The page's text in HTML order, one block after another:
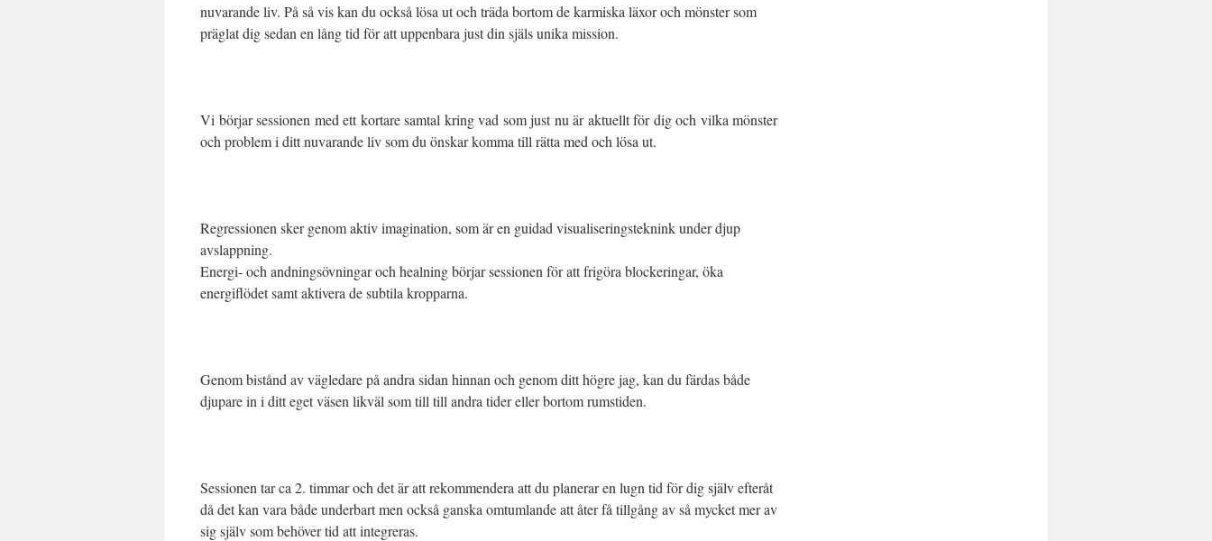
nuvarande liv. På så vis kan du också lösa ut och träda bortom de karmiska läxor och mönster som
präglat dig sedan en lång tid för att uppenbara just din själs unika mission.
Vi börjar sessionen med ett kortare samtal kring vad som just nu är aktuellt för dig och vilka mönster
och problem i ditt nuvarande liv som du önskar komma till rätta med och lösa ut.
Regressionen sker genom aktiv imagination, som är en guidad visualiseringsteknink under djup
avslappning.
Energi- och andningsövningar och healning börjar sessionen för att frigöra blockeringar, öka
energiflödet samt aktivera de subtila kropparna.
Genom bistånd av vägledare på andra sidan hinnan och genom ditt högre jag, kan du färdas både
djupare in i ditt eget väsen likväl som till till andra tider eller bortom rumstiden.
Sessionen tar ca 2. timmar och det är att rekommendera att du planerar en lugn tid för dig själv efteråt
då det kan vara både underbart men också ganska omtumlande att åter få tillgång av så mycket mer av
sig själv som behöver tid att integreras.